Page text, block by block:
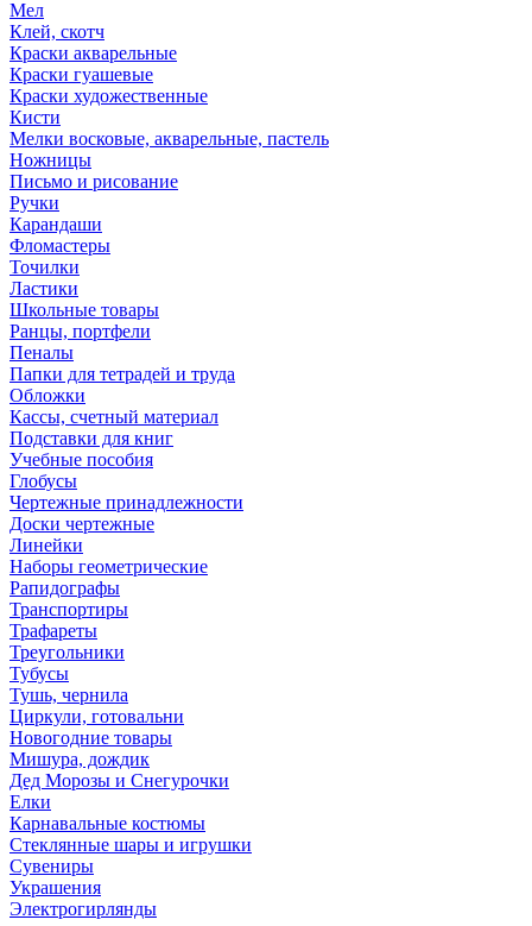
Мел
Клей, скотч
Краски акварельные
Краски гуашевые
Краски художественные
Кисти
Мелки восковые, акварельные, пастель
Ножницы
Письмо и рисование
Ручки
Карандаши
Фломастеры
Точилки
Ластики
Школьные товары
Ранцы, портфели
Пеналы
Папки для тетрадей и труда
Обложки
Кассы, счетный материал
Подставки для книг
Учебные пособия
Глобусы
Чертежные принадлежности
Доски чертежные
Линейки
Наборы геометрические
Рапидографы
Транспортиры
Трафареты
Треугольники
Тубусы
Тушь, чернила
Циркули, готовальни
Новогодние товары
Мишура, дождик
Дед Морозы и Снегурочки
Елки
Карнавальные костюмы
Стеклянные шары и игрушки
Сувениры
Украшения
Электрогирлянды